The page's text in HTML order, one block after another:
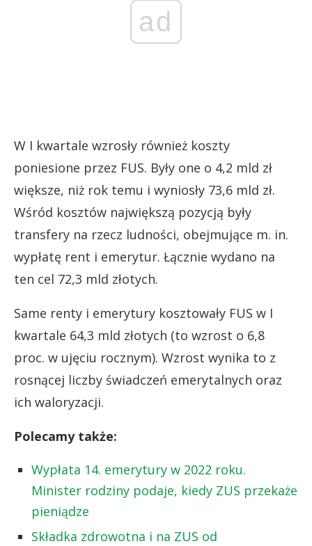
ad
W I kwartale wzrosły również koszty
poniesione przez FUS. Były one o 4,2 mld zł
większe, niż rok temu i wyniosły 73,6 mld zł.
Wśród kosztów największą pozycją były
transfery na rzecz ludności, obejmujące m. in.
wypłatę rent i emerytur. Łącznie wydano na
ten cel 72,3 mld złotych.
Same renty i emerytury kosztowały FUS w I
kwartale 64,3 mld złotych (to wzrost o 6,8
proc. w ujęciu rocznym). Wzrost wynika to z
rosnącej liczby świadczeń emerytalnych oraz
ich waloryzacji.
Polecamy także:
Wypłata 14. emerytury w 2022 roku.
Minister rodziny podaje, kiedy ZUS przekaże
pieniądze
Składka zdrowotna i na ZUS od